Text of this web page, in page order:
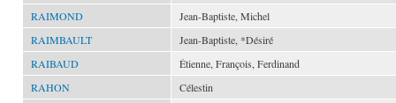
RAIMOND
Jean-Baptiste, Michel
RAIMBAULT
Jean-Baptiste, *Désiré
RAIBAUD
Étienne, François, Ferdinand
RAHON
Célestin